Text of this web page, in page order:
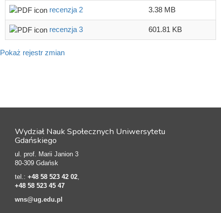
recenzja 2 3.38 MB
recenzja 3 601.81 KB
Pokaż rejestr zmian
Wydział Nauk Społecznych Uniwersytetu
Gdańskiego
ul. prof. Marii Janion 3
80-309 Gdańsk
tel.: +48 58 523 42 02
+48 58 523 45 47
wns@ug.edu.pl